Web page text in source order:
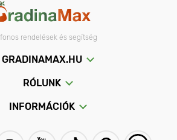
rendelések és segítség
GRADINAMAX.HU
RÓLUNK
INFORMÁCIÓK